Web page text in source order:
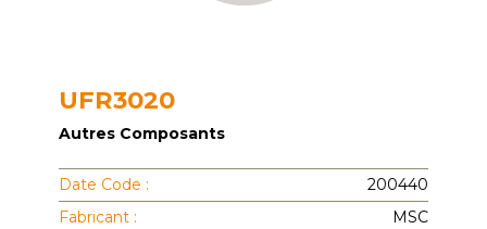
UFR3020
Autres Composants
Date Code :
200440
Fabricant :
MSC